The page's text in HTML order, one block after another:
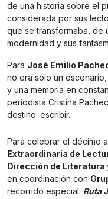
de una historia sobre el
considerada por sus
que se transformaba, de
modernidad y sus
Para José Emilio
no era sólo un
y una memoria en
periodista Cristina
destino: escribir.
Para celebrar el décimo
Extraordinaria de
Dirección de Literatura
en coordinación con
recorrido especial: Ruta